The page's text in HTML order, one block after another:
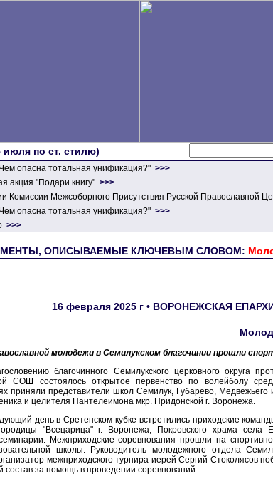
июля по ст. стилю)
опасна тотальная унификация?" >>>
акция "Подари книгу" >>>
Комиссии Межсоборного Присутствия Русской Православной
опасна тотальная унификация?" >>>
>>>
ОПИСЫВАЕМЫЕ КЛЮЧЕВЫМ СЛОВОМ:
16 февраля 2025 г • ВОРОНЕЖСКАЯ
молодежи в Семилукском благочинии прошли
благочинного Семилукского церковного округа
СОШ состоялось открытое первенство по волейболу
приняли представители школ Семилук, Губарево,
и целителя Пантелеимона мкр. Придонской г. Воронежа.
день в Сретенском кубке встретились приходские
"Всецарица" г. Воронежа, Покровского храма села
Межприходские соревнования прошли на
школы. Руководитель молодежного отдела
межприходского турнира иерей Сергий Стоколясов
состав за помощь в проведении соревнований.